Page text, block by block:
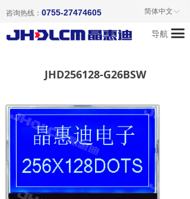
끀
首页
关于我们
成功案例
联系我们
ꀅ
简体中文
咨询热线： 0755-27474605
导航
JHD256128-G26BSW